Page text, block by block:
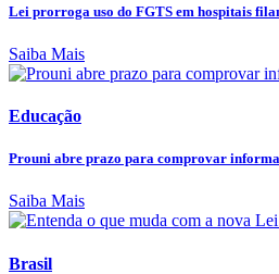
Lei prorroga uso do FGTS em hospitais
Saiba Mais
Educação
Prouni abre prazo para comprovar
Saiba Mais
Brasil